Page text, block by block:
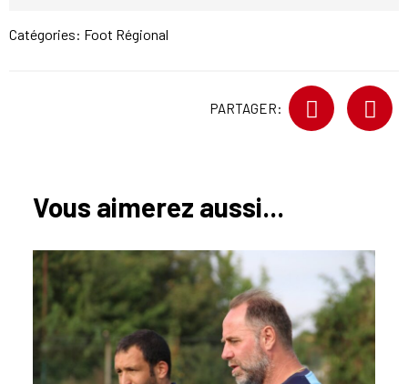
Catégories: Foot Régional
PARTAGER:
Vous aimerez aussi...